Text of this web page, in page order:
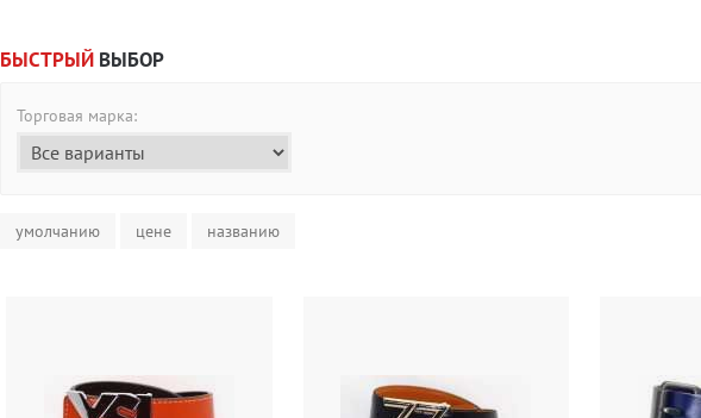
БЫСТРЫЙ ВЫБОР
Торговая марка:
умолчанию цене названию